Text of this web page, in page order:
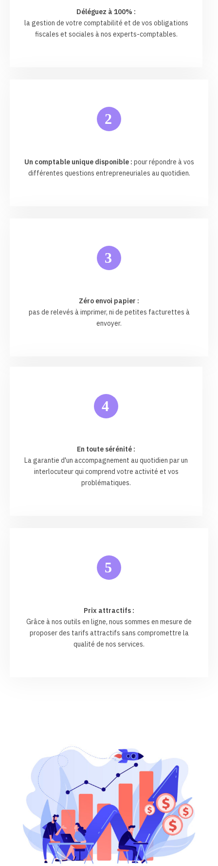
Déléguez à 100% :
la gestion de votre comptabilité et de vos obligations
fiscales et sociales à nos experts-comptables.
2
Un comptable unique disponible : pour répondre à vos
différentes questions entrepreneuriales au quotidien.
3
Zéro envoi papier :
pas de relevés à imprimer, ni de petites facturettes à
envoyer.
4
En toute sérénité :
La garantie d'un accompagnement au quotidien par un
interlocuteur qui comprend votre activité et vos
problématiques.
5
Prix attractifs :
Grâce à nos outils en ligne, nous sommes en mesure de
proposer des tarifs attractifs sans compromettre la
qualité de nos services.